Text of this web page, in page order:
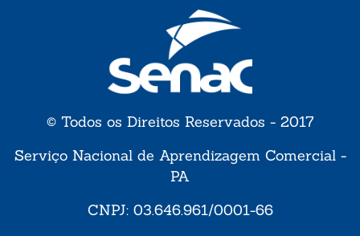
© Todos os Direitos Reservados - 2017
Serviço Nacional de Aprendizagem Comercial -
PA
CNPJ: 03.646.961/0001-66